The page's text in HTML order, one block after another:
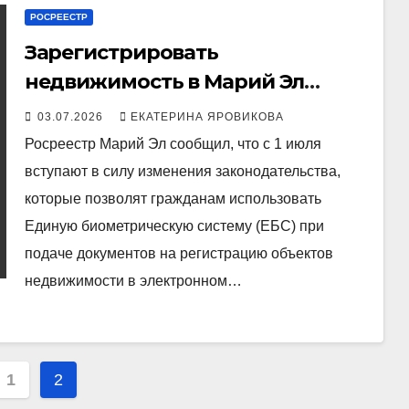
РОСРЕЕСТР
Зарегистрировать
недвижимость в Марий Эл
можно по лицу
03.07.2026 ЕКАТЕРИНА ЯРОВИКОВА
Росреестр Марий Эл сообщил, что с 1 июля
вступают в силу изменения законодательства,
которые позволят гражданам использовать
Единую биометрическую систему (ЕБС) при
подаче документов на регистрацию объектов
недвижимости в электронном…
1 2